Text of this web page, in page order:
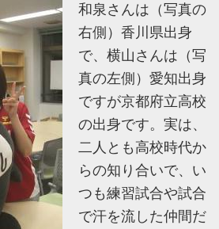
和泉さんは（写真の
右側）香川県出身
で、横山さんは（写
真の左側）愛知出身
ですが京都府立高校
の出身です。実は、
二人とも高校時代か
らの知り合いで、い
つも練習試合や試合
で汗を流した仲間だ